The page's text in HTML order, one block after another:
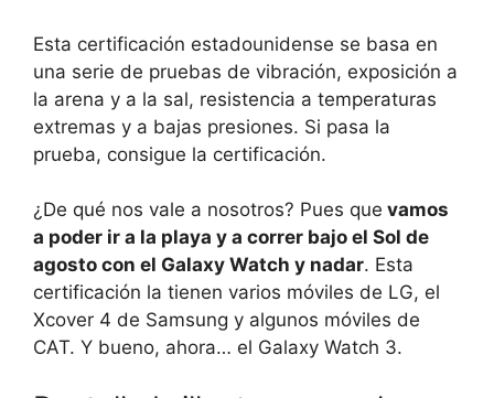
Esta certificación estadounidense se basa en
una serie de pruebas de vibración, exposición a
la arena y a la sal, resistencia a temperaturas
extremas y a bajas presiones. Si pasa la
prueba, consigue la certificación.
¿De qué nos vale a nosotros? Pues que vamos
a poder ir a la playa y a correr bajo el Sol de
agosto con el Galaxy Watch y nadar. Esta
certificación la tienen varios móviles de LG, el
Xcover 4 de Samsung y algunos móviles de
CAT. Y bueno, ahora… el Galaxy Watch 3.